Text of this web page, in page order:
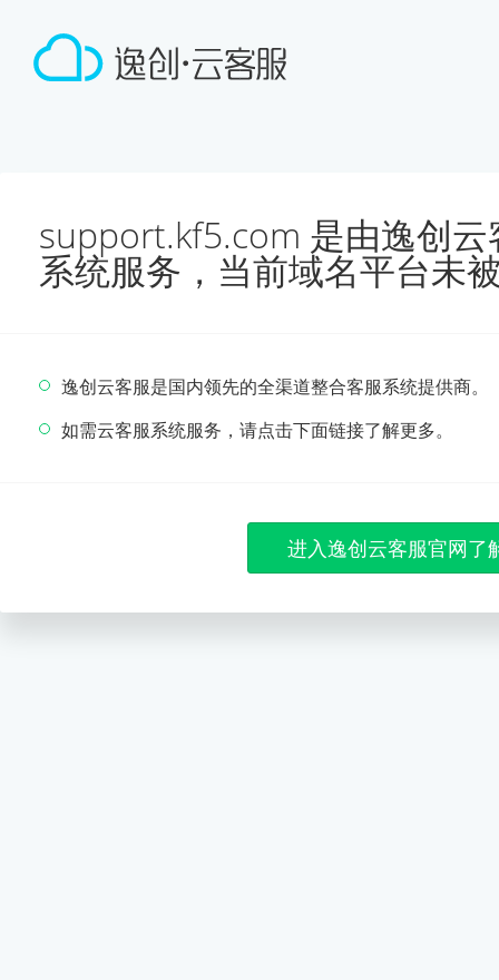
support.kf5.com 是由逸创
系统服务，当前域名平台未
逸创云客服是国内领先的全渠道整合客服系统提供商。
如需云客服系统服务，请点击下面链接了解更多。
进入逸创云客服官网了